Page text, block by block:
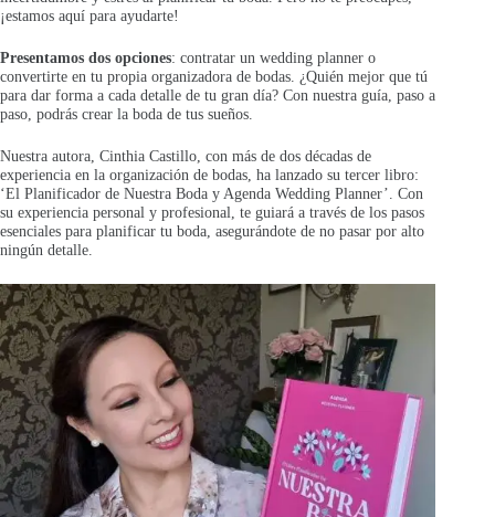
¡estamos aquí para ayudarte!
Presentamos dos opciones: contratar un wedding planner o
convertirte en tu propia organizadora de bodas. ¿Quién mejor que tú
para dar forma a cada detalle de tu gran día? Con nuestra guía, paso a
paso, podrás crear la boda de tus sueños.
Nuestra autora, Cinthia Castillo, con más de dos décadas de
experiencia en la organización de bodas, ha lanzado su tercer libro:
‘El Planificador de Nuestra Boda y Agenda Wedding Planner’. Con
su experiencia personal y profesional, te guiará a través de los pasos
esenciales para planificar tu boda, asegurándote de no pasar por alto
ningún detalle.